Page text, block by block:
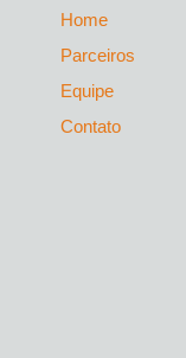
Home
Parceiros
Equipe
Contato